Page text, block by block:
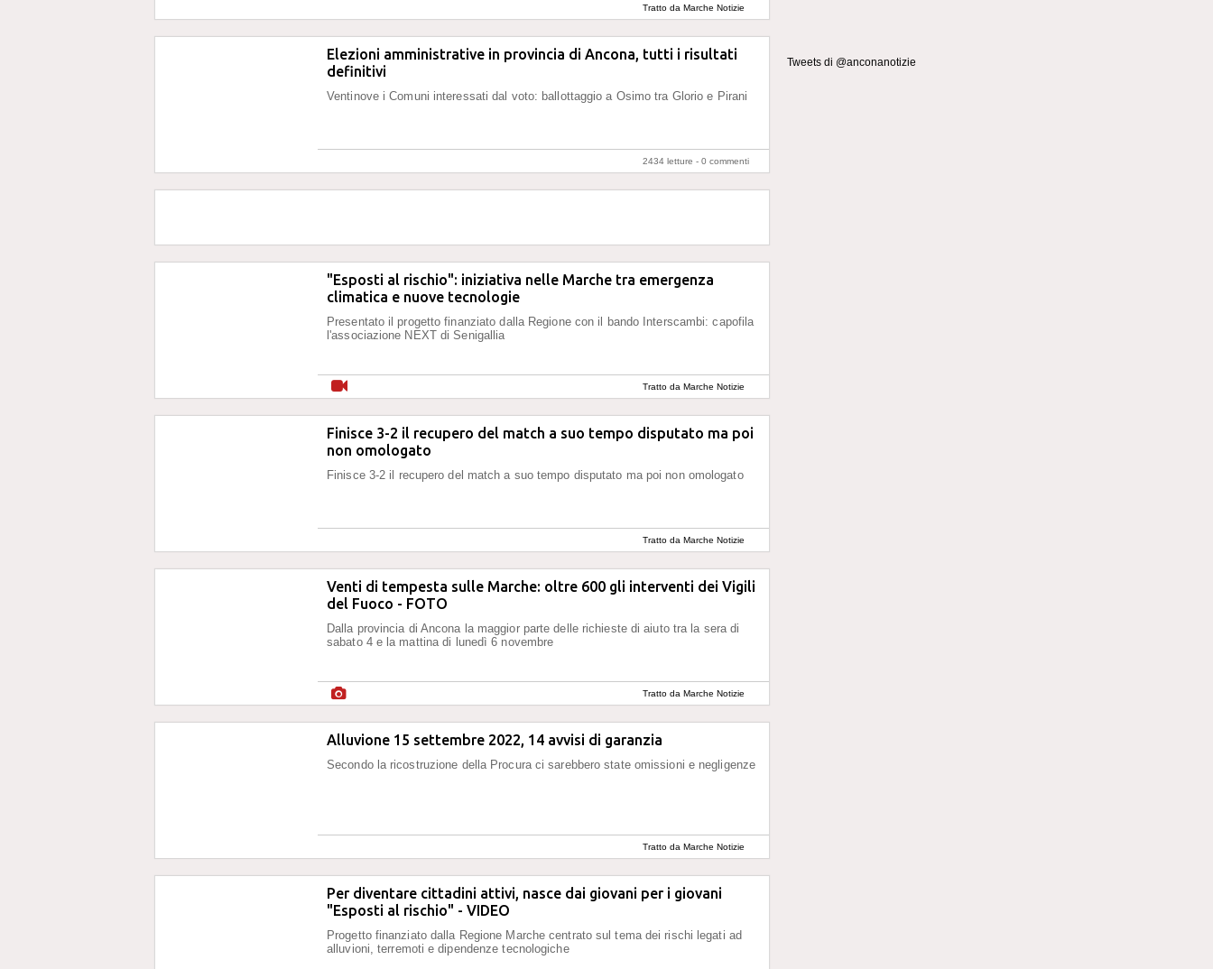
Tratto da Marche Notizie
Elezioni amministrative in provincia di Ancona, tutti i risultati
definitivi
Ventinove i Comuni interessati dal voto: ballottaggio a Osimo tra Glorio e Pirani
2434 letture - 0 commenti
"Esposti al rischio": iniziativa nelle Marche tra emergenza
climatica e nuove tecnologie
Presentato il progetto finanziato dalla Regione con il bando Interscambi: capofila
l'associazione NEXT di Senigallia
Tratto da Marche Notizie
Finisce 3-2 il recupero del match a suo tempo disputato ma poi
non omologato
Finisce 3-2 il recupero del match a suo tempo disputato ma poi non omologato
Tratto da Marche Notizie
Venti di tempesta sulle Marche: oltre 600 gli interventi dei Vigili
del Fuoco - FOTO
Dalla provincia di Ancona la maggior parte delle richieste di aiuto tra la sera di
sabato 4 e la mattina di lunedì 6 novembre
Tratto da Marche Notizie
Alluvione 15 settembre 2022, 14 avvisi di garanzia
Secondo la ricostruzione della Procura ci sarebbero state omissioni e negligenze
Tratto da Marche Notizie
Per diventare cittadini attivi, nasce dai giovani per i giovani
"Esposti al rischio" - VIDEO
Progetto finanziato dalla Regione Marche centrato sul tema dei rischi legati ad
alluvioni, terremoti e dipendenze tecnologiche
Tweets di @anconanotizie